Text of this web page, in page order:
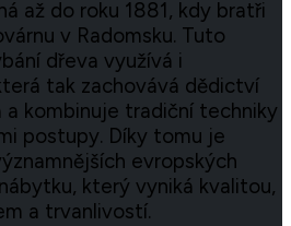
až do roku 1881, kdy bratři
v Radomsku. Tuto
dřeva využívá i
tak zachovává dědictví
a kombinuje tradiční techniky
postupy. Díky tomu je
evropských
který vyniká kvalitou,
a trvanlivostí.